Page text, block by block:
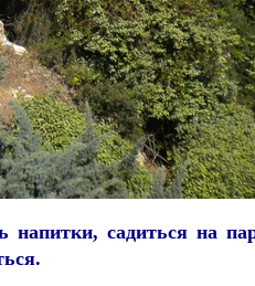
напитки, садиться на